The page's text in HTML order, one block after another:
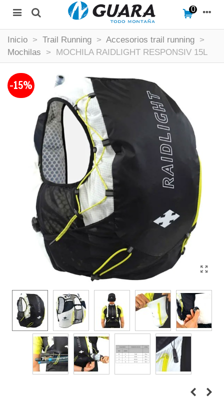
0
Inicio > Trail Running > Accesorios trail running >
Mochilas
> MOCHILA RAIDLIGHT RESPONSIV 15L
-15%